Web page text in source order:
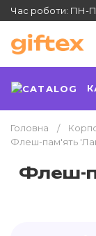
Час роботи: ПН-
Головна
Флеш-пам'ять
Флеш-